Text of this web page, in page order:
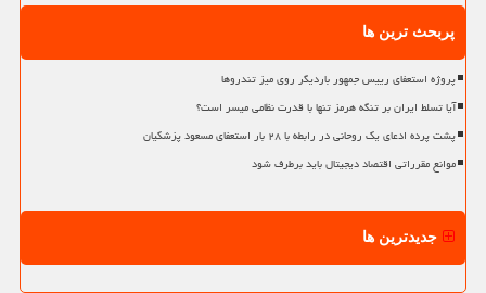
پربحث ترین ها
پروژه استعفای رییس جمهور باردیگر روی میز تندروها
آیا تسلط ایران بر تنگه هرمز تنها با قدرت نظامی میسر است؟
پشت پرده ادعای یک روحانی در رابطه با ۲۸ بار استعفای مسعود پزشکیان
موانع مقرراتی اقتصاد دیجیتال باید برطرف شود
جدیدترین ها